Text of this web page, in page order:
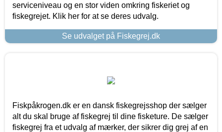
serviceniveau og en stor viden omkring fiskeriet og
fiskegrejet. Klik her for at se deres udvalg.
Se udvalget på Fiskegrej.dk
Fiskpåkrogen.dk er en dansk fiskegrejsshop der sælger
alt du skal bruge af fiskegrej til dine fisketure. De sælger
fiskegrej fra et udvalg af mærker, der sikrer dig grej af en